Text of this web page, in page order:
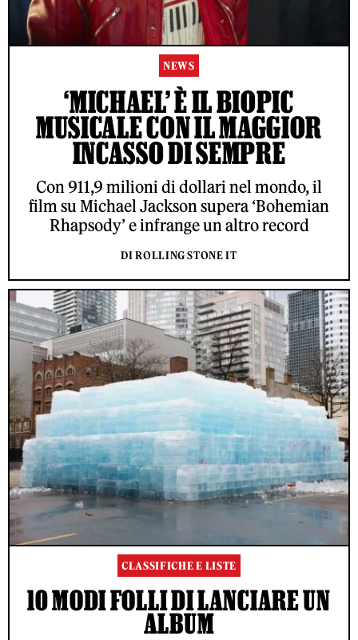
NEWS
‘MICHAEL’ È IL BIOPIC
MUSICALE CON IL MAGGIOR
INCASSO DI SEMPRE
Con 911,9 milioni di dollari nel mondo, il
film su Michael Jackson supera ‘Bohemian
Rhapsody’ e infrange un altro record
DI ROLLING STONE IT
CLASSIFICHE E LISTE
10 MODI FOLLI DI LANCIARE UN
ALBUM